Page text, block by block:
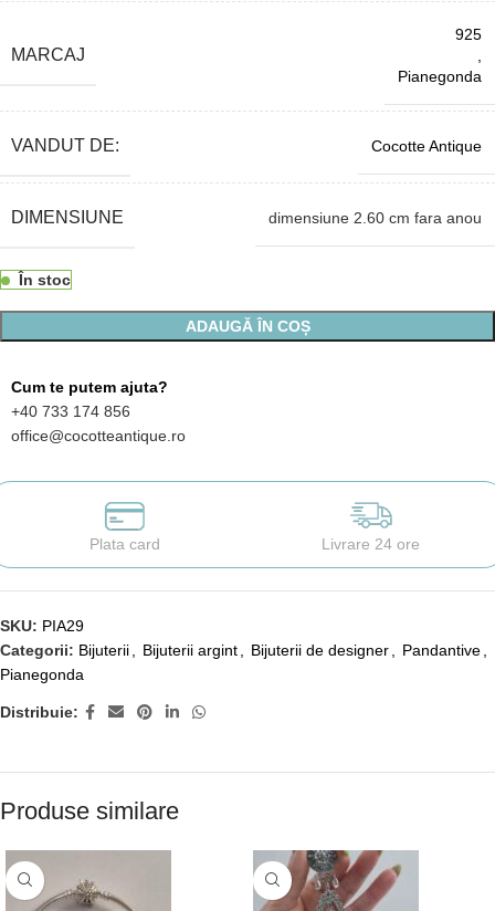
MARCAJ
925
Pianegonda
VANDUT DE: Cocotte Antique
DIMENSIUNE dimensiune 2.60 cm fara anou
În stoc
ADAUGĂ ÎN COȘ
Cum te putem ajuta?
+40 733 174 856
office@cocotteantique.ro
Plata card Livrare 24 ore
SKU: PIA29
Categorii: Bijuterii Bijuterii argint Bijuterii de designer Pandantive
Pianegonda
Distribuie:
Produse similare